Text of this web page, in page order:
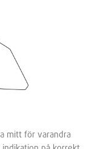
mitt för varandra